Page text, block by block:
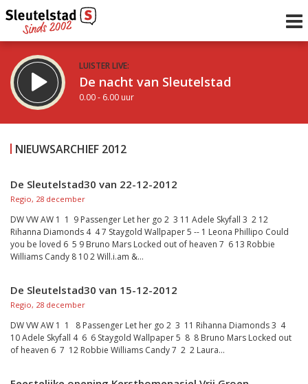
LUISTER LIVE:
De nacht van Sleutelstad
0.00 - 6.00 uur
De ochtend van Sleutelstad
Inklappen
NIEUWSARCHIEF 2012
De Sleutelstad30 van 22-12-2012
Regio, 28 december
DW VW AW 1 1 9 Passenger Let her go 2 3 11 Adele Skyfall 3 2 12
Rihanna Diamonds 4 4 7 Staygold Wallpaper 5 -- 1 Leona Phillipo Could
you be loved 6 5 9 Bruno Mars Locked out of heaven 7 6 13 Robbie
Williams Candy 8 10 2 Will.i.am &...
De Sleutelstad30 van 15-12-2012
Regio, 28 december
DW VW AW 1 1 8 Passenger Let her go 2 3 11 Rihanna Diamonds 3 4
10 Adele Skyfall 4 6 6 Staygold Wallpaper 5 8 8 Bruno Mars Locked out
of heaven 6 7 12 Robbie Williams Candy 7 2 2 Laura...